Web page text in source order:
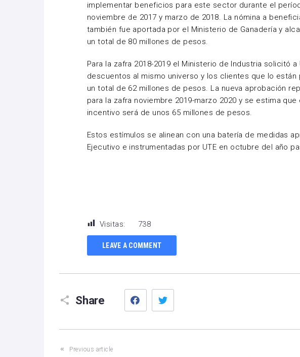
implementar beneficios para este sector durante el
noviembre de 2017 y marzo de 2018. La nómina a
también fue aportada por el Ministerio de Ganadería y
un total de 80 millones de pesos.
Para la zafra 2018-2019 el Ministerio de Industria solicitó a
descuentos al mismo universo y los clientes que lo
un total de 62 millones de pesos. La nueva aprobación
para la zafra noviembre 2019-marzo 2020 y se estima
incentivo será de unos 65 millones de pesos.
Estos estímulos se alinean con una batería de medidas
Ejecutivo e instrumentadas por UTE en octubre del año
Visitas: 738
LEAVE A COMMENT
Share
Facebook
Previous article